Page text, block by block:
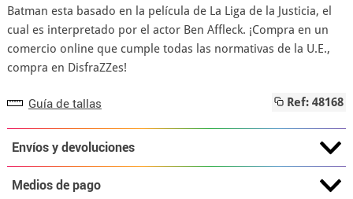
Batman esta basado en la película de La Liga de la Justicia, el
cual es interpretado por el actor Ben Affleck. ¡Compra en un
comercio online que cumple todas las normativas de la U.E.,
compra en DisfraZZes!
Guía de tallas Ref: 48168
Envíos y devoluciones
Medios de pago